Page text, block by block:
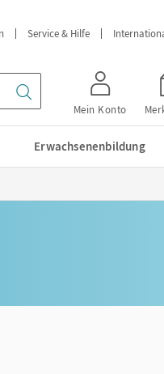
Service & Hilfe
Mein Konto
Erwachsenenbildung